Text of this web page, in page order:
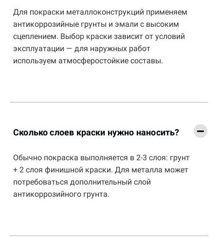
Для покраски металлоконструкций применяем
антикоррозийные грунты и эмали с высоким
сцеплением. Выбор краски зависит от условий
эксплуатации — для наружных работ
используем атмосферостойкие составы.
Сколько слоев краски нужно наносить?
Обычно покраска выполняется в 2-3 слоя: грунт
+ 2 слоя финишной краски. Для металла может
потребоваться дополнительный слой
антикоррозийного грунта.